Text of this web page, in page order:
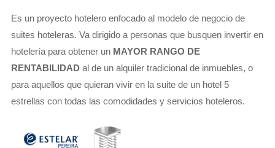
Es un proyecto hotelero enfocado al modelo de negocio de
suites hoteleras. Va dirigido a personas que busquen invertir en
hotelería para obtener un MAYOR RANGO DE
RENTABILIDAD al de un alquiler tradicional de inmuebles, o
para aquellos que quieran vivir en la suite de un hotel 5
estrellas con todas las comodidades y servicios hoteleros.